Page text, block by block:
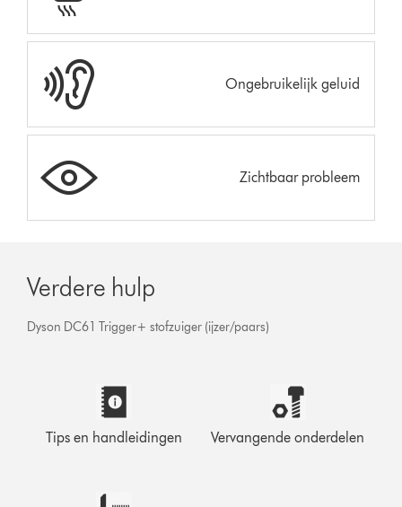
Ongebruikelijk geluid
Zichtbaar probleem
Verdere hulp
Dyson DC61 Trigger+ stofzuiger (ijzer/paars)
Tips en handleidingen Vervangende onderdelen